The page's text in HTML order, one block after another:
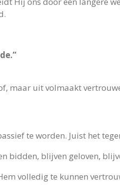
maar uit volmaakt
te worden. Juist het
bidden, blijven geloven,
volledig te kunnen